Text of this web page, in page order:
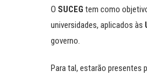
O SUCEG tem como
universidades, aplicados às
governo.
Para tal, estarão presentes